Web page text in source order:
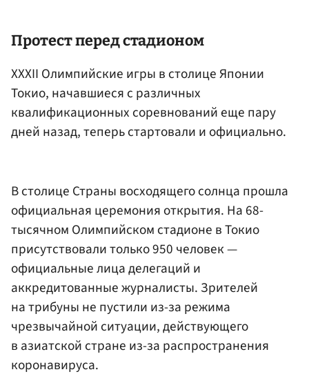
Протест перед стадионом
ХХХII Олимпийские игры в столице Японии
Токио, начавшиеся с различных
квалификационных соревнований еще пару
дней назад, теперь стартовали и официально.
В столице Страны восходящего солнца прошла
официальная церемония открытия. На 68-
тысячном Олимпийском стадионе в Токио
присутствовали только 950 человек —
официальные лица делегаций и
аккредитованные журналисты. Зрителей
на трибуны не пустили из-за режима
чрезвычайной ситуации, действующего
в азиатской стране из-за распространения
коронавируса.